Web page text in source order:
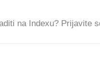
na Indexu? Prijavite